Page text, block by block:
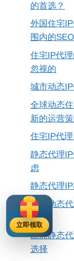
的首选？
外国住宅
围内的
住宅IP代
忽视的
城市动态
全球动态
新的运营
住宅IP代
静态代理
虑
静态代理
爬虫动态
障碍
欧洲静态
选择
立即领取